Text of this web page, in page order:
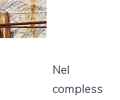
Nel
compless